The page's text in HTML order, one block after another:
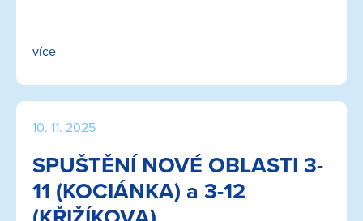
více
10. 11. 2025
SPUŠTĚNÍ NOVÉ OBLASTI 3-
11 (KOCIÁNKA) a 3-12